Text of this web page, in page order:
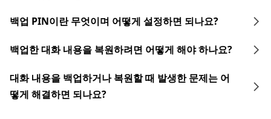
백업 PIN이란 무엇이며 어떻게 설정하면 되나요?
백업한 대화 내용을 복원하려면 어떻게 해야 하나요?
대화 내용을 백업하거나 복원할 때 발생한 문제는 어
떻게 해결하면 되나요?